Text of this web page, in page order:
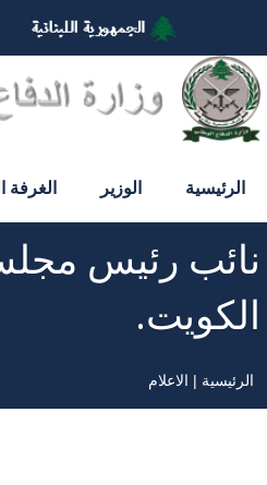
المحتوى
الرئيسي
الرئيسية الوزير الغرفة
نائب رئيس
الكويت.
مسار
الرئيسية الاعلام